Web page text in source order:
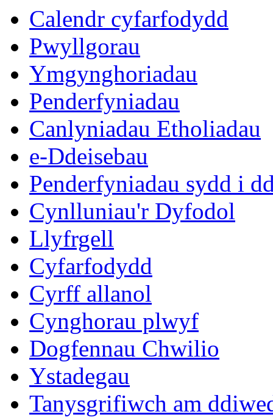
Calendr cyfarfodydd
Pwyllgorau
Ymgynghoriadau
Penderfyniadau
Canlyniadau Etholiadau
e-Ddeisebau
Penderfyniadau sydd i
Cynlluniau'r Dyfodol
Llyfrgell
Cyfarfodydd
Cyrff allanol
Cynghorau plwyf
Dogfennau Chwilio
Ystadegau
Tanysgrifiwch am